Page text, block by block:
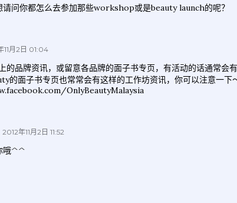
请问你都怎么去参加那些workshop或是beauty launch的呢？
11月2日 01:04
的品牌资讯，或留意各品牌的面子书专页，有活动的话通常会有
的面子书专页也常常会有这样的工作坊资讯，你可以注意一下
OnlyBeautyMalaysia
2012年11月2日 11:52
哦^^